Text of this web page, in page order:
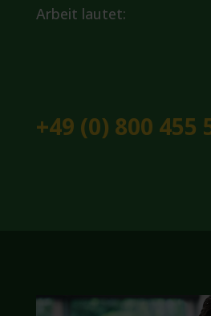
Arbeit lautet:
+49 (0) 800 455